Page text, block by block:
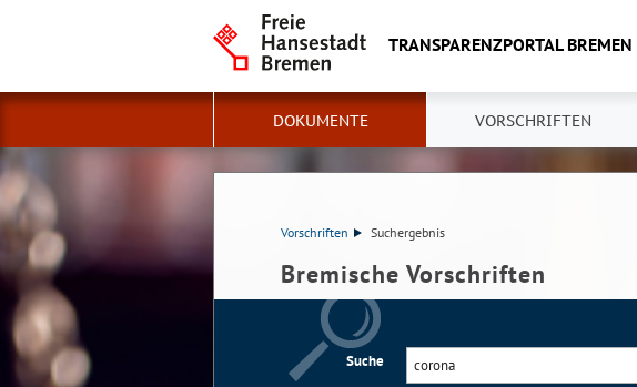
TRANSPARENZPORTAL BREMEN
DOKUMENTE VORSCHRIFTEN
Vorschriften Suchergebnis
Bremische Vorschriften
Suche